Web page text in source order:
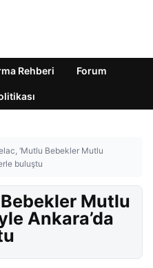
Rehberi Forum
‘Mutlu Bebekler Mutlu
buluştu
Mutlu
Ankara’da